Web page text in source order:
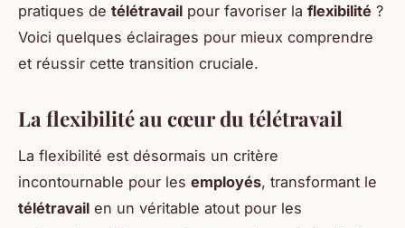
pratiques de télétravail pour favoriser la flexibilité ?
Voici quelques éclairages pour mieux comprendre
et réussir cette transition cruciale.
La flexibilité au cœur du télétravail
La flexibilité est désormais un critère
incontournable pour les employés, transformant le
télétravail en un véritable atout pour les